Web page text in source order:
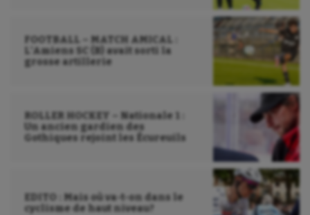
Tir à l'arc
Triathlon
UNSS
Voile
Water-polo
FOOTBALL – MATCH AMICAL :
L’Amiens SC (B) avait sorti la
grosse artillerie
ROLLER HOCKEY – Nationale 1 :
Un ancien gardien des
Gothiques rejoint les Écureuils
EDITO : Mais où va-t-on dans le
cyclisme de haut niveau?